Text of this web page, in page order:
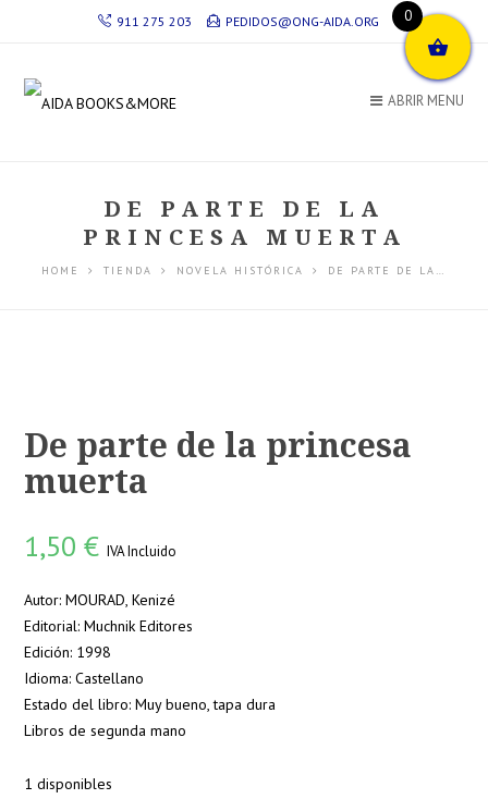
911 275 203 PEDIDOS@ONG-AIDA.ORG
ABRIR MENU
DE PARTE DE LA
PRINCESA MUERTA
HOME TIENDA NOVELA HISTÓRICA DE PARTE DE LA…
De parte de la princesa
muerta
1,50€ IVA Incluido
Autor: MOURAD, Kenizé
Editorial: Muchnik Editores
Edición: 1998
Idioma: Castellano
Estado del libro: Muy bueno, tapa dura
Libros de segunda mano
1 disponibles
0